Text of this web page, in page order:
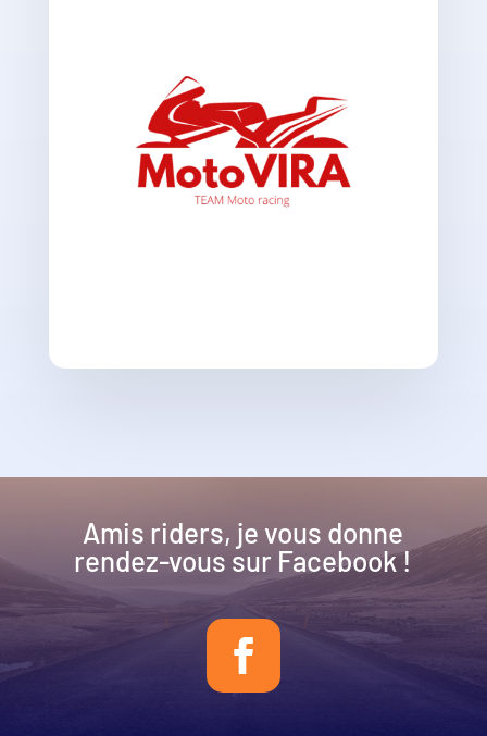
Amis riders, je vous donne
rendez-vous sur Facebook !